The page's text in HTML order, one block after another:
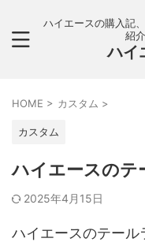
ハイエースの購入記
紹
ハイ
HOME > カスタム >
カスタム
ハイエースのテ
2025年4月15日
ハイエースのテール